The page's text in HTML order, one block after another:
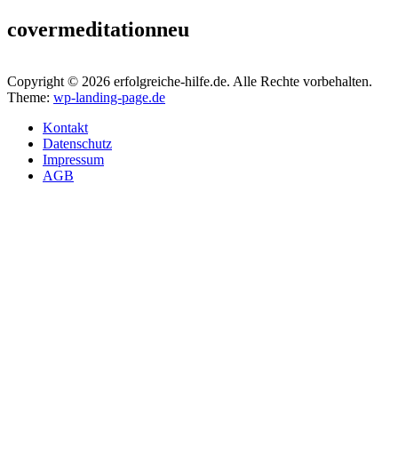
covermeditationneu
Copyright © 2026 erfolgreiche-hilfe.de. Alle Rechte vorbehalten.
Theme: wp-landing-page.de
Kontakt
Datenschutz
Impressum
AGB